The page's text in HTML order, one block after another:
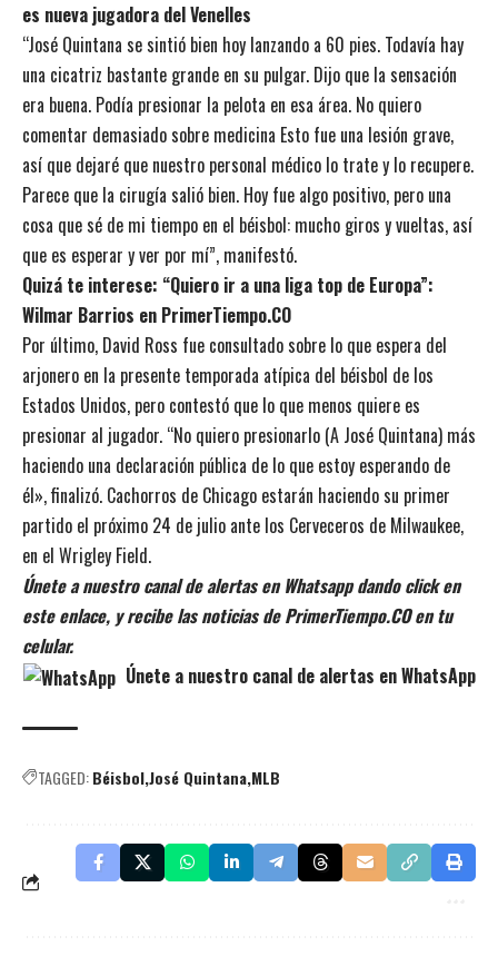
es nueva jugadora del Venelles
“José Quintana se sintió bien hoy lanzando a 60 pies. Todavía hay
una cicatriz bastante grande en su pulgar. Dijo que la sensación
era buena. Podía presionar la pelota en esa área. No quiero
comentar demasiado sobre medicina Esto fue una lesión grave,
así que dejaré que nuestro personal médico lo trate y lo recupere.
Parece que la cirugía salió bien. Hoy fue algo positivo, pero una
cosa que sé de mi tiempo en el béisbol: mucho giros y vueltas, así
que es esperar y ver por mí”, manifestó.
Quizá te interese: “Quiero ir a una liga top de Europa”:
Wilmar Barrios en PrimerTiempo.CO
Por último, David Ross fue consultado sobre lo que espera del
arjonero en la presente temporada atípica del béisbol de los
Estados Unidos, pero contestó que lo que menos quiere es
presionar al jugador. “No quiero presionarlo (A José Quintana) más
haciendo una declaración pública de lo que estoy esperando de
él», finalizó. Cachorros de Chicago estarán haciendo su primer
partido el próximo 24 de julio ante los Cerveceros de Milwaukee,
en el Wrigley Field.
Únete a nuestro canal de alertas en Whatsapp dando click en
este enlace, y recibe las noticias de PrimerTiempo.CO en tu
celular.
Únete a nuestro canal de alertas en WhatsApp
TAGGED:BéisbolJosé Quintana MLB